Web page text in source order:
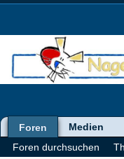
Foren
Foren durchsuchen
Medien